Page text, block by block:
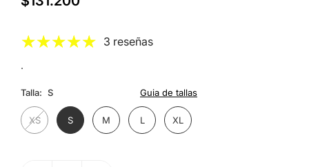
Precio
3 reseñas
.
Talla: S Guia de tallas
XS S M L XL